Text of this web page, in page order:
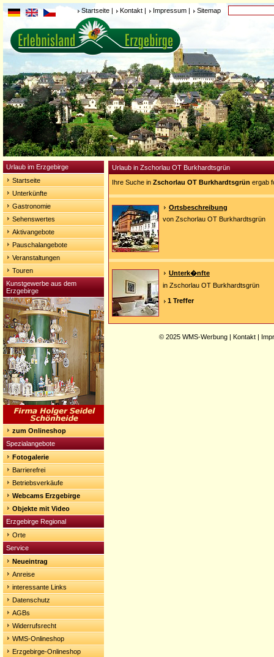
Startseite | Kontakt | Impressum | Sitemap
Urlaub im Erzgebirge
Startseite
Unterkünfte
Gastronomie
Sehenswertes
Aktivangebote
Pauschalangebote
Veranstaltungen
Touren
Kunstgewerbe aus dem
Erzgebirge
zum Onlineshop
Spezialangebote
Fotogalerie
Barrierefrei
Betriebsverkäufe
Webcams Erzgebirge
Objekte mit Video
Erzgebirge Regional
Orte
Service
Neueintrag
Anreise
interessante Links
Datenschutz
AGBs
Widerrufsrecht
WMS-Onlineshop
Erzgebirge-Onlineshop
Urlaub in Zschorlau OT Burkhardtsgrün
Ihre Suche in Zschorlau OT Burkhardtsgrün ergab
Ortsbeschreibung
von Zschorlau OT Burkhardtsgrün
Unterk�nfte
in Zschorlau OT Burkhardtsgrün
1 Treffer
© 2025 WMS-Werbung | Kontakt |